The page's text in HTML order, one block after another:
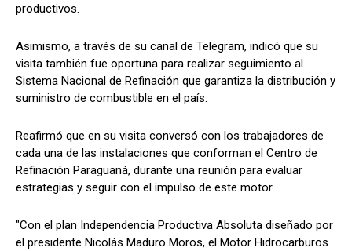
productivos.
Asimismo, a través de su canal de Telegram, indicó que su
visita también fue oportuna para realizar seguimiento al
Sistema Nacional de Refinación que garantiza la distribución y
suministro de combustible en el país.
Reafirmó que en su visita conversó con los trabajadores de
cada una de las instalaciones que conforman el Centro de
Refinación Paraguaná, durante una reunión para evaluar
estrategias y seguir con el impulso de este motor.
"Con el plan Independencia Productiva Absoluta diseñado por
el presidente Nicolás Maduro Moros, el Motor Hidrocarburos